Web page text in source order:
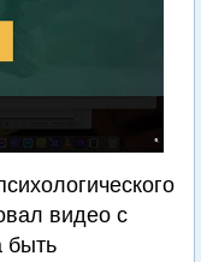
видео с
быть